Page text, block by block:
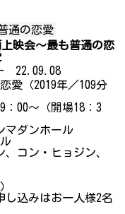
通の恋愛
映会〜最も普通の恋
22.09.08
愛（2019年／109分
：00～（開場18：3
マダンホール
コン・ヒョジン、
込みはお一人様2名